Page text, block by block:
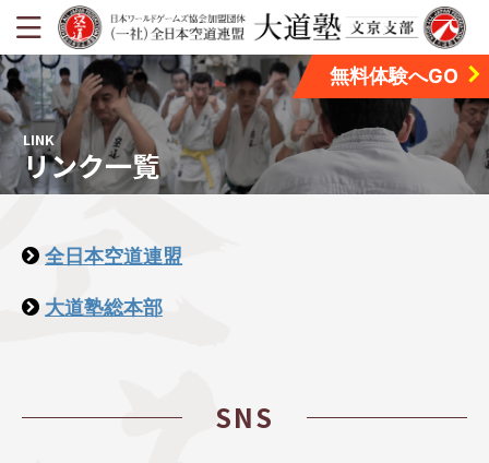
無料体験へGO
LINK
リンク一覧
全日本空道連盟
大道塾総本部
SNS